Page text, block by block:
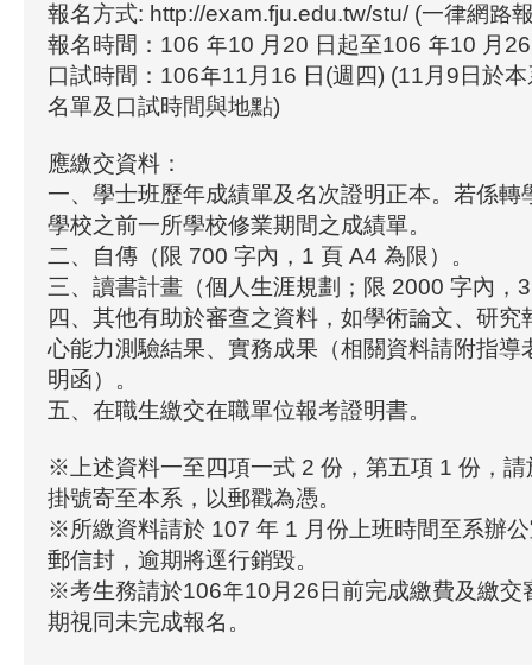
報名方式: http://exam.fju.edu.tw/stu/ (一律網路
報名時間：106 年10 月20 日起至106 年10 月
口試時間：106年11月16 日(週四) (11月9日於
名單及口試時間與地點)
應繳交資料：
一、學士班歷年成績單及名次證明正本。若係轉
學校之前一所學校修業期間之成績單。
二、自傳（限 700 字內，1 頁 A4 為限）。
三、讀書計畫（個人生涯規劃；限 2000 字內，
四、其他有助於審查之資料，如學術論文、研究
心能力測驗結果、實務成果（相關資料請附指導
明函）。
五、在職生繳交在職單位報考證明書。
※上述資料一至四項一式 2 份，第五項 1 份，
掛號寄至本系，以郵戳為憑。
※所繳資料請於 107 年 1 月份上班時間至系辦
郵信封，逾期將逕行銷毀。
※考生務請於106年10月26日前完成繳費及繳交
期視同未完成報名。